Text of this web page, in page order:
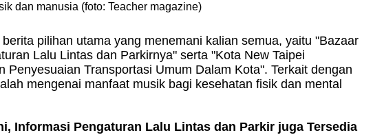
dan manusia (foto: Teacher magazine)
pilihan utama yang menemani kalian semua, yaitu "Bazaar
Lalu Lintas dan Parkirnya" serta "Kota New Taipei
Penyesuaian Transportasi Umum Dalam Kota". Terkait dengan
mengenai manfaat musik bagi kesehatan fisik dan mental
Informasi Pengaturan Lalu Lintas dan Parkir juga Tersedia